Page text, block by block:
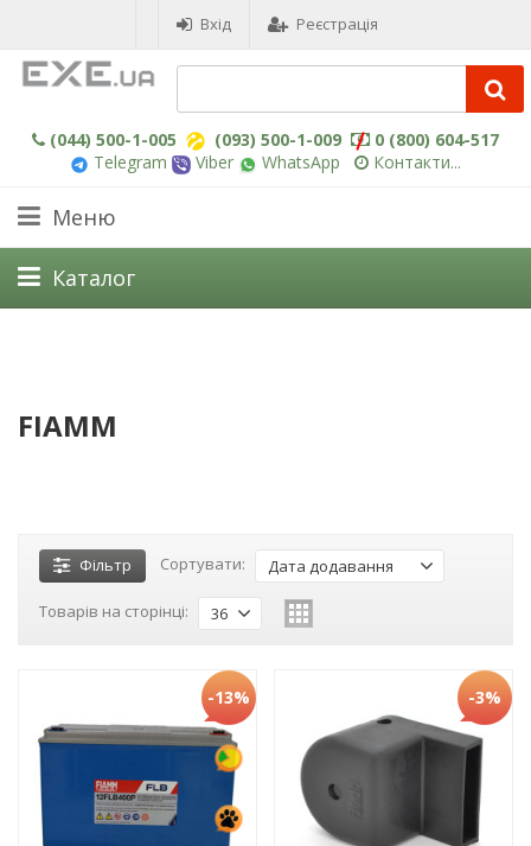
Вхід Реєстрація
(044) 500-1-005 (093) 500-1-009
0 (800) 604-517
Telegram
Viber WhatsApp Контакти...
Меню
Каталог
FIAMM
Фільтр Сортувати: Дата додавання
Товарів на сторінці: 36
-13% -3%